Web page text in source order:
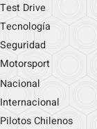
Test Drive
Tecnología
Seguridad
Motorsport
Nacional
Internacional
Pilotos Chilenos